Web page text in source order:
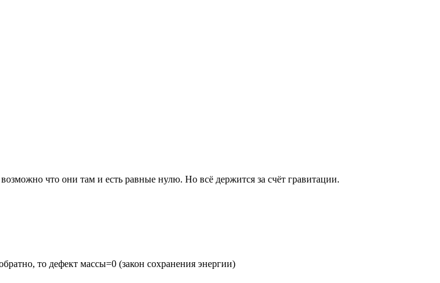
что они там и есть равные нулю. Но всё держится за счёт гравитации.
то дефект массы=0 (закон сохранения энергии)